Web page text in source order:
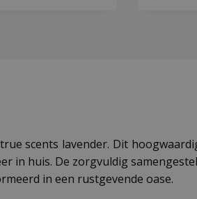
scents lavender. Dit
in huis. De zorgvuldig
in een rustgevende oase.